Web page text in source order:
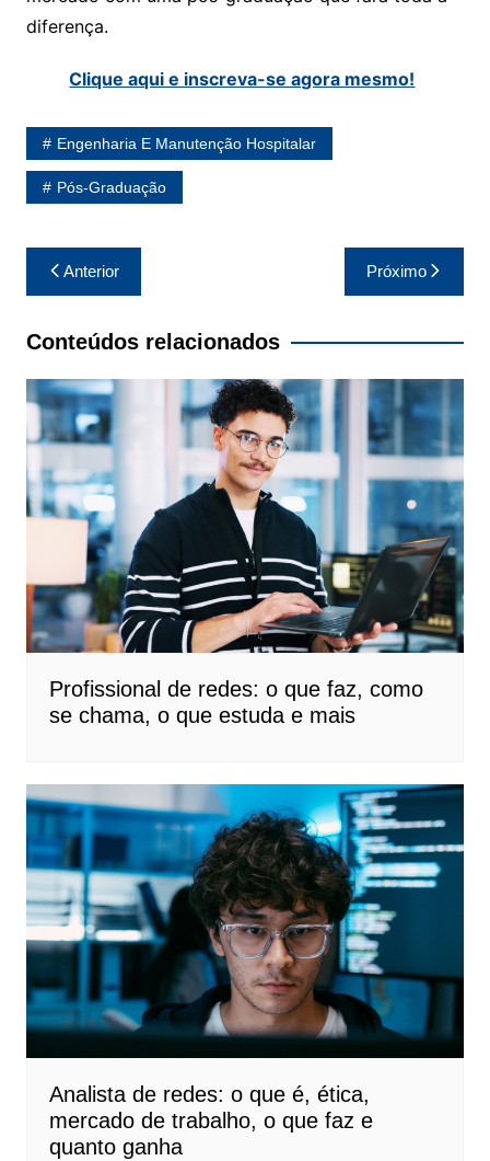
diferença.
Clique aqui e inscreva-se agora mesmo!
Engenharia E Manutenção Hospitalar
Pós-Graduação
Navegação
de
Post
Anterior Próximo
Conteúdos relacionados
Profissional de redes: o que faz, como
se chama, o que estuda e mais
Analista de redes: o que é, ética,
mercado de trabalho, o que faz e
quanto ganha